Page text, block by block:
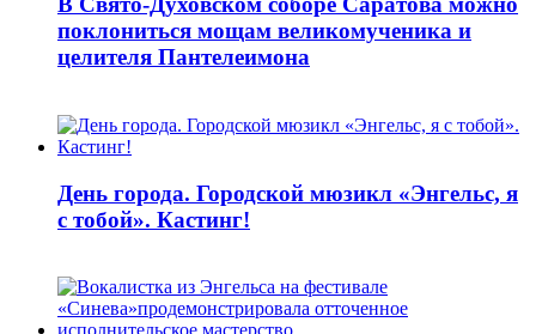
поклониться мощам великомученика и
целителя Пантелеимона
День города. Городской мюзикл «Энгельс, я
с тобой». Кастинг!